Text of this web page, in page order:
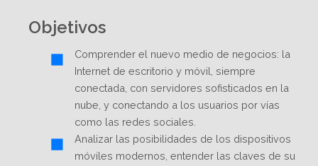
Objetivos
Comprender el nuevo medio de negocios: la
Internet de escritorio y móvil, siempre
conectada, con servidores sofisticados en la
nube, y conectando a los usuarios por vías
como las redes sociales.
Analizar las posibilidades de los dispositivos
móviles modernos, entender las claves de su